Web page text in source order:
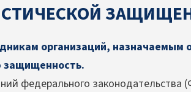
организаций, назначаемым
защищенность.
федерального законодательства